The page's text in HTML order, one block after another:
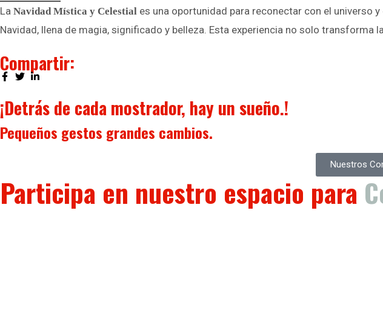
La Navidad Mística y Celestial es una oportunidad para reconectar con el universo
Navidad, llena de magia, significado y belleza. Esta experiencia no solo
Compartir:
¡Detrás de cada mostrador, hay un sueño.!
Pequeños gestos grandes cambios.
Nuestros
Participa en nuestro espacio para